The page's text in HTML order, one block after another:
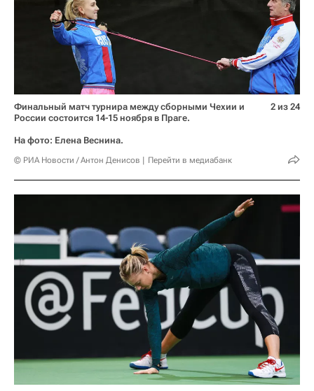
Финальный матч турнира между сборными Чехии и
России состоится 14-15 ноября в Праге.
На фото: Елена Веснина.
© РИА Новости / Антон Денисов Перейти в медиабанк
2 из 24